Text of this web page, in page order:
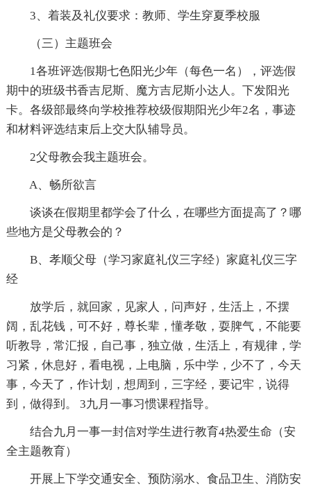
3、着装及礼仪要求：教师、学生穿夏季校服
（三）主题班会
1各班评选假期七色阳光少年（每色一名），评选假
期中的班级书香吉尼斯、魔方吉尼斯小达人。下发阳光
卡。各级部最终向学校推荐校级假期阳光少年2名，事迹
和材料评选结束后上交大队辅导员。
2父母教会我主题班会。
A、畅所欲言
谈谈在假期里都学会了什么，在哪些方面提高了？哪
些地方是父母教会的？
B、孝顺父母（学习家庭礼仪三字经）家庭礼仪三字
经
放学后，就回家，见家人，问声好，生活上，不摆
阔，乱花钱，可不好，尊长辈，懂孝敬，耍脾气，不能要
听教导，常汇报，自己事，独立做，生活上，有规律，学
习紧，休息好，看电视，上电脑，乐中学，少不了，今天
事，今天了，作计划，想周到，三字经，要记牢，说得
到，做得到。 3九月一事习惯课程指导。
结合九月一事一封信对学生进行教育4热爱生命（安
全主题教育）
开展上下学交通安全、预防溺水、食品卫生、消防安